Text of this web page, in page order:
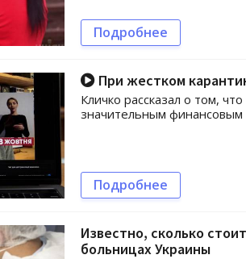
Подробнее
При жестком
Кличко рассказал о том,
значительным финансовым
Подробнее
Известно, сколько
больницах Украины